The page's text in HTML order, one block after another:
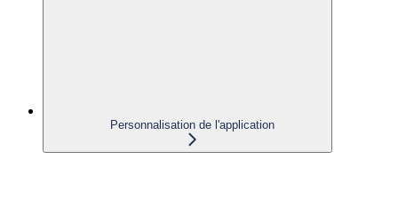
Personnalisation de l'application